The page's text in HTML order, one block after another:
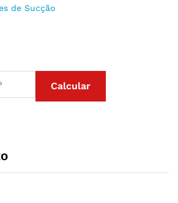
de Sucção
Calcular